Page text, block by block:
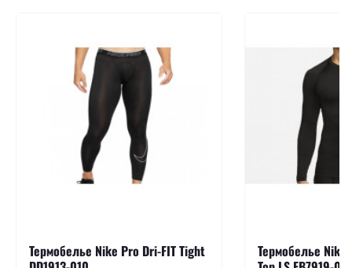
Термобелье Nike Pro Dri-FIT Tight
Термобелье Nike